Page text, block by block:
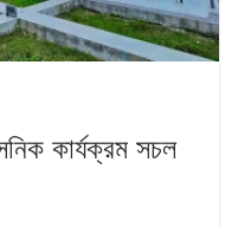
কার্যক্রম সচল